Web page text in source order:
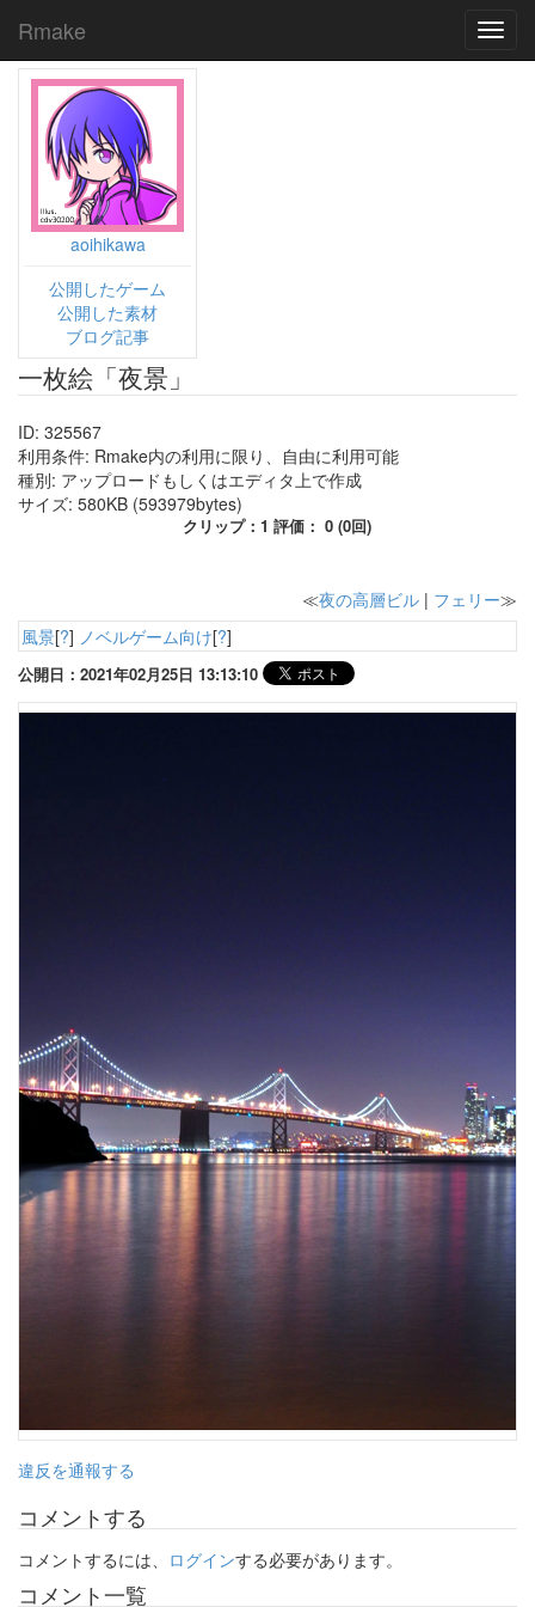
Rmake
aoihikawa
公開したゲーム
公開した素材
ブログ記事
一枚絵「夜景」
ID: 325567
利用条件: Rmake内の利用に限り、自由に利用可能
種別: アップロードもしくはエディタ上で作成
サイズ: 580KB (593979bytes)
クリップ：1 評価： 0 (0回)
≪夜の高層ビル | フェリー≫
風景[?] ノベルゲーム向け[?]
公開日：2021年02月25日 13:13:10
違反を通報する
コメントする
コメントするには、 ログインする必要があります。
コメント一覧